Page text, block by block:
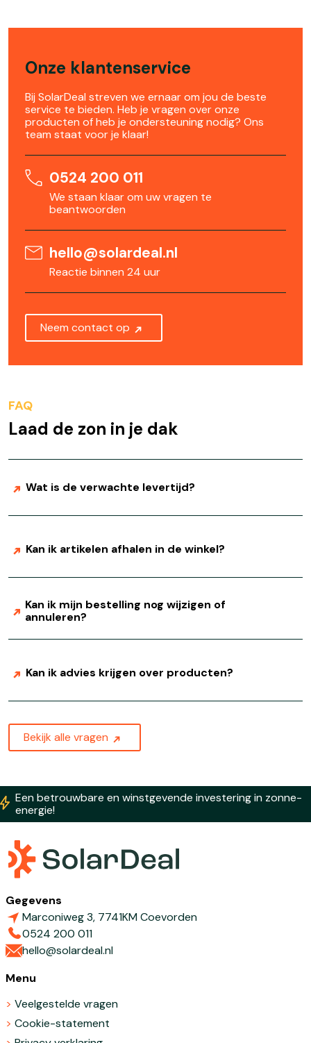
Onze klantenservice
Bij SolarDeal streven we ernaar om jou de beste
service te bieden. Heb je vragen over onze
producten of heb je ondersteuning nodig? Ons
team staat voor je klaar!
0524 200 011
We staan klaar om uw vragen te
beantwoorden
hello@solardeal.nl
Reactie binnen 24 uur
Neem contact op
FAQ
Laad de zon in je dak
Wat is de verwachte levertijd?
Kan ik artikelen afhalen in de winkel?
Kan ik mijn bestelling nog wijzigen of
annuleren?
Kan ik advies krijgen over producten?
Bekijk alle vragen
Een betrouwbare en winstgevende investering in zonne-
energie!
Gegevens
Marconiweg 3, 7741KM Coevorden
0524 200 011
hello@solardeal.nl
Menu
Veelgestelde vragen
Cookie-statement